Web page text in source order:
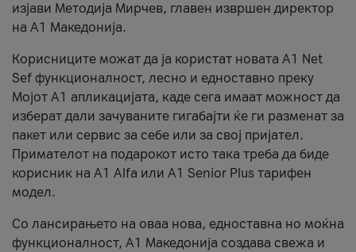
изјави Методија Мирчев, главен извршен директор
на А1 Македонија.
Корисниците можат да ја користат новата А1 Net
Sef функционалност, лесно и едноставно преку
Мојот А1 апликацијата, каде сега имаат можност да
изберат дали зачуваните гигабајти ќе ги разменат за
пакет или сервис за себе или за свој пријател.
Примателот на подарокот исто така треба да биде
корисник на А1 Alfa или A1 Senior Plus тарифен
модел.
Со лансирањето на оваа нова, едноставна но моќна
функционалност, А1 Македонија создава свежа и